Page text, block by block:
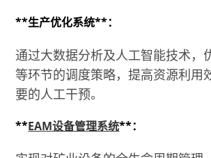
**生产优化系统**：
通过大数据分析及人工智能技术，
等环节的调度策略，提高资源利用
要的人工干预。
**EAM设备管理系统**：